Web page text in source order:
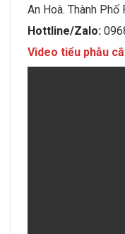
An Hoà. Thành Phố
Hottline/Zalo:
Video tiểu phẫu